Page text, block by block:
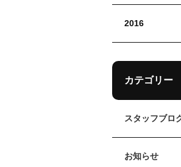
2016
カテゴリー
スタッフブロ
お知らせ